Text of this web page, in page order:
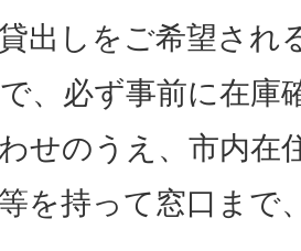
出しをご希望され
、必ず事前に在庫
せのうえ、市内在
を持って窓口まで